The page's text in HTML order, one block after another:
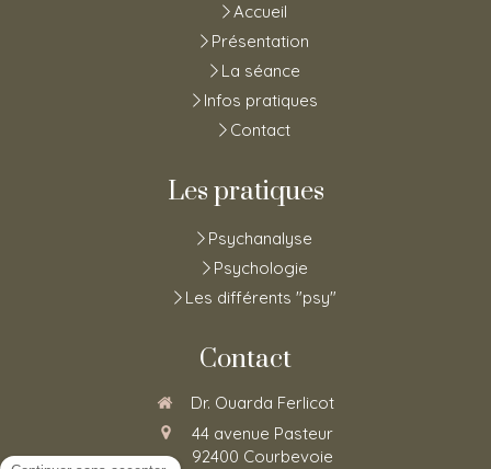
Accueil
Présentation
La séance
Infos pratiques
Contact
Les pratiques
Psychanalyse
Psychologie
Les différents "psy"
Contact
Dr. Ouarda Ferlicot
44 avenue Pasteur
92400 Courbevoie